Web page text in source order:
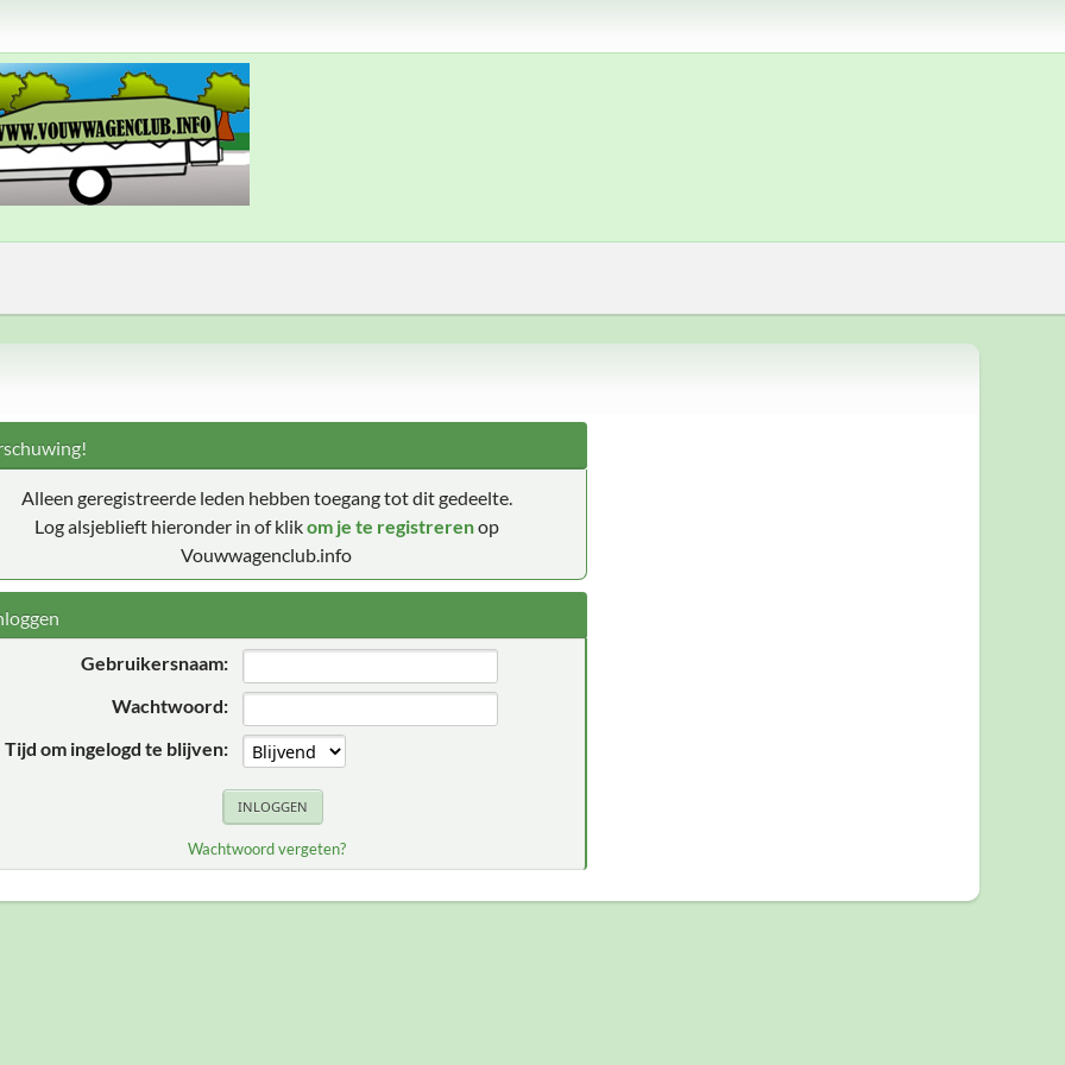
Alleen geregistreerde leden hebben toegang tot dit gedeelte.
Log alsjeblieft hieronder in of klikom je te registrerenop
Vouwwagenclub.info
Gebruikersnaam:
Wachtwoord:
Tijd om ingelogd te blijven:
Wachtwoord vergeten?